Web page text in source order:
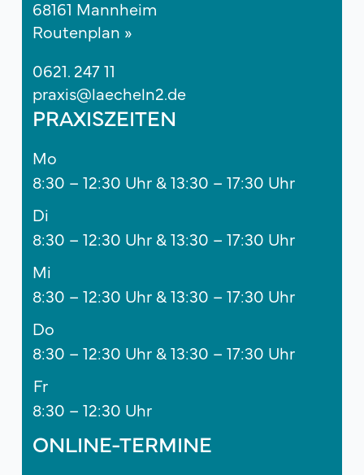
68161 Mannheim
Routenplan »
0621. 247 11
praxis@laecheln2.de
PRAXISZEITEN
Mo
8:30 – 12:30 Uhr & 13:30 – 17:30 Uhr
Di
8:30 – 12:30 Uhr & 13:30 – 17:30 Uhr
Mi
8:30 – 12:30 Uhr & 13:30 – 17:30 Uhr
Do
8:30 – 12:30 Uhr & 13:30 – 17:30 Uhr
Fr
8:30 – 12:30 Uhr
ONLINE-TERMINE